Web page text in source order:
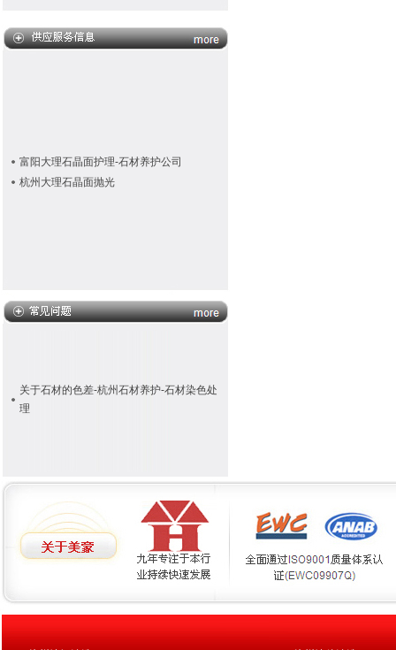
富阳大理石晶面护理-石材养护公司
杭州大理石晶面抛光
关于石材的色差-杭州石材养护-石材染色处
理